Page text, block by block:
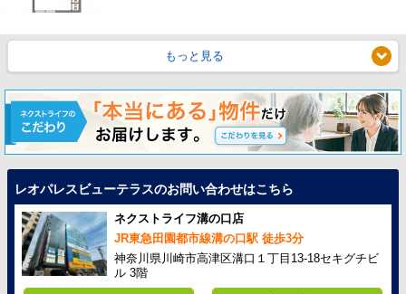
もっと見る
レオパレスビューテラスのお問い合わせはこちら
ネクストライフ溝の口店
JR東急田園都市線溝の口駅 徒歩3分
神奈川県川崎市高津区溝口１丁目13-18セキグチビ
ル 3階